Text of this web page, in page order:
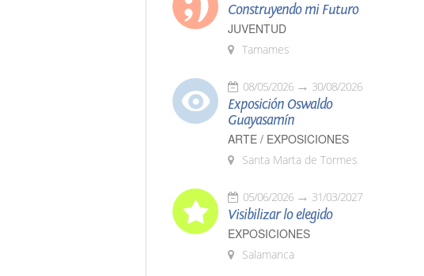
Construyendo mi Futuro
JUVENTUD
Tamames
08/05/2026 30/08/2026
Exposición Oswaldo
Guayasamín
ARTE / EXPOSICIONES
Santa Marta de Tormes
05/06/2026 31/03/2027
Visibilizar lo elegido
EXPOSICIONES
Salamanca